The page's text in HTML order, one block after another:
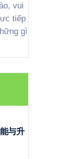
vui
tiếp
gì
与升